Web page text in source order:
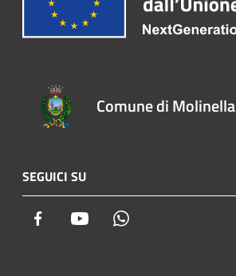
Comune di Molinella
SEGUICI SU
Facebook Youtube